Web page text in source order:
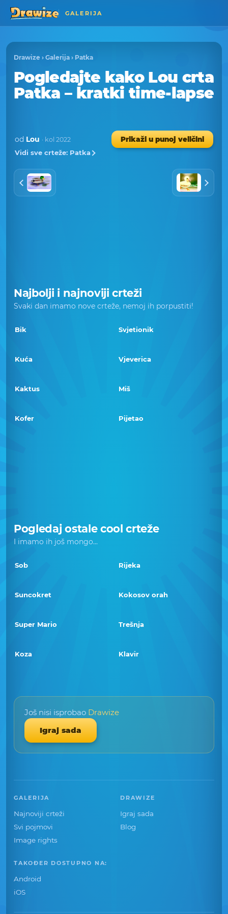
GALERIJA
Drawize › Galerija › Patka
Pogledajte kako Lou crta
Patka – kratki time-lapse
od Lou · kol 2022
Prikaži u punoj veličini
Vidi sve crteže: Patka
Najbolji i najnoviji crteži
Svaki dan imamo nove crteže, nemoj ih porpustiti!
Bik Svjetionik
Kuća Vjeverica
Kaktus Miš
Kofer Pijetao
Pogledaj ostale cool crteže
I imamo ih još mongo...
Sob Rijeka
Suncokret Kokosov orah
Super Mario Trešnja
Koza Klavir
Još nisi isprobao Drawize
Igraj sada
GALERIJA
Najnoviji crteži
Svi pojmovi
Image rights
DRAWIZE
Igraj sada
Blog
TAKOĐER DOSTUPNO NA:
Android
iOS